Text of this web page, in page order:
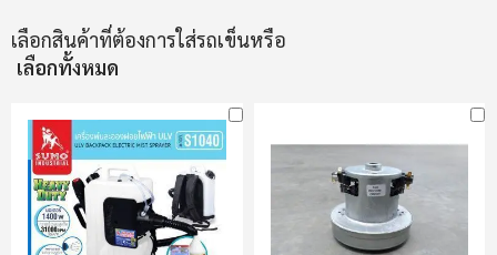
เลือกสินค้าที่ต้องการใส่รถเข็นหรือ
เลือกทั้งหมด